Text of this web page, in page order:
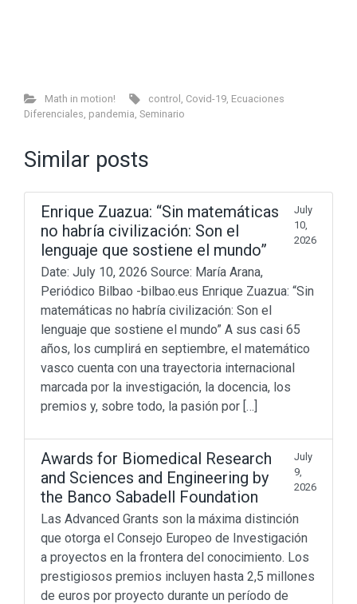
Math in motion! control Covid-19 Ecuaciones
Diferenciales pandemia Seminario
Similar posts
Enrique Zuazua: “Sin matemáticas
no habría civilización: Son el
lenguaje que sostiene el mundo”
July
10,
2026
Date: July 10, 2026 Source: María Arana,
Periódico Bilbao -bilbao.eus Enrique Zuazua: “Sin
matemáticas no habría civilización: Son el
lenguaje que sostiene el mundo” A sus casi 65
años, los cumplirá en septiembre, el matemático
vasco cuenta con una trayectoria internacional
marcada por la investigación, la docencia, los
premios y, sobre todo, la pasión por […]
Awards for Biomedical Research
and Sciences and Engineering by
the Banco Sabadell Foundation
July
9,
2026
Las Advanced Grants son la máxima distinción
que otorga el Consejo Europeo de Investigación
a proyectos en la frontera del conocimiento. Los
prestigiosos premios incluyen hasta 2,5 millones
de euros por proyecto durante un período de
Don’t miss out
lang-euskera (129)
Math in motion!(256)
Mediateka(135)
Radio(90)
Television
(43)
Sin categoría
© 2011 - 2023Enrique Zuazua Iriondo